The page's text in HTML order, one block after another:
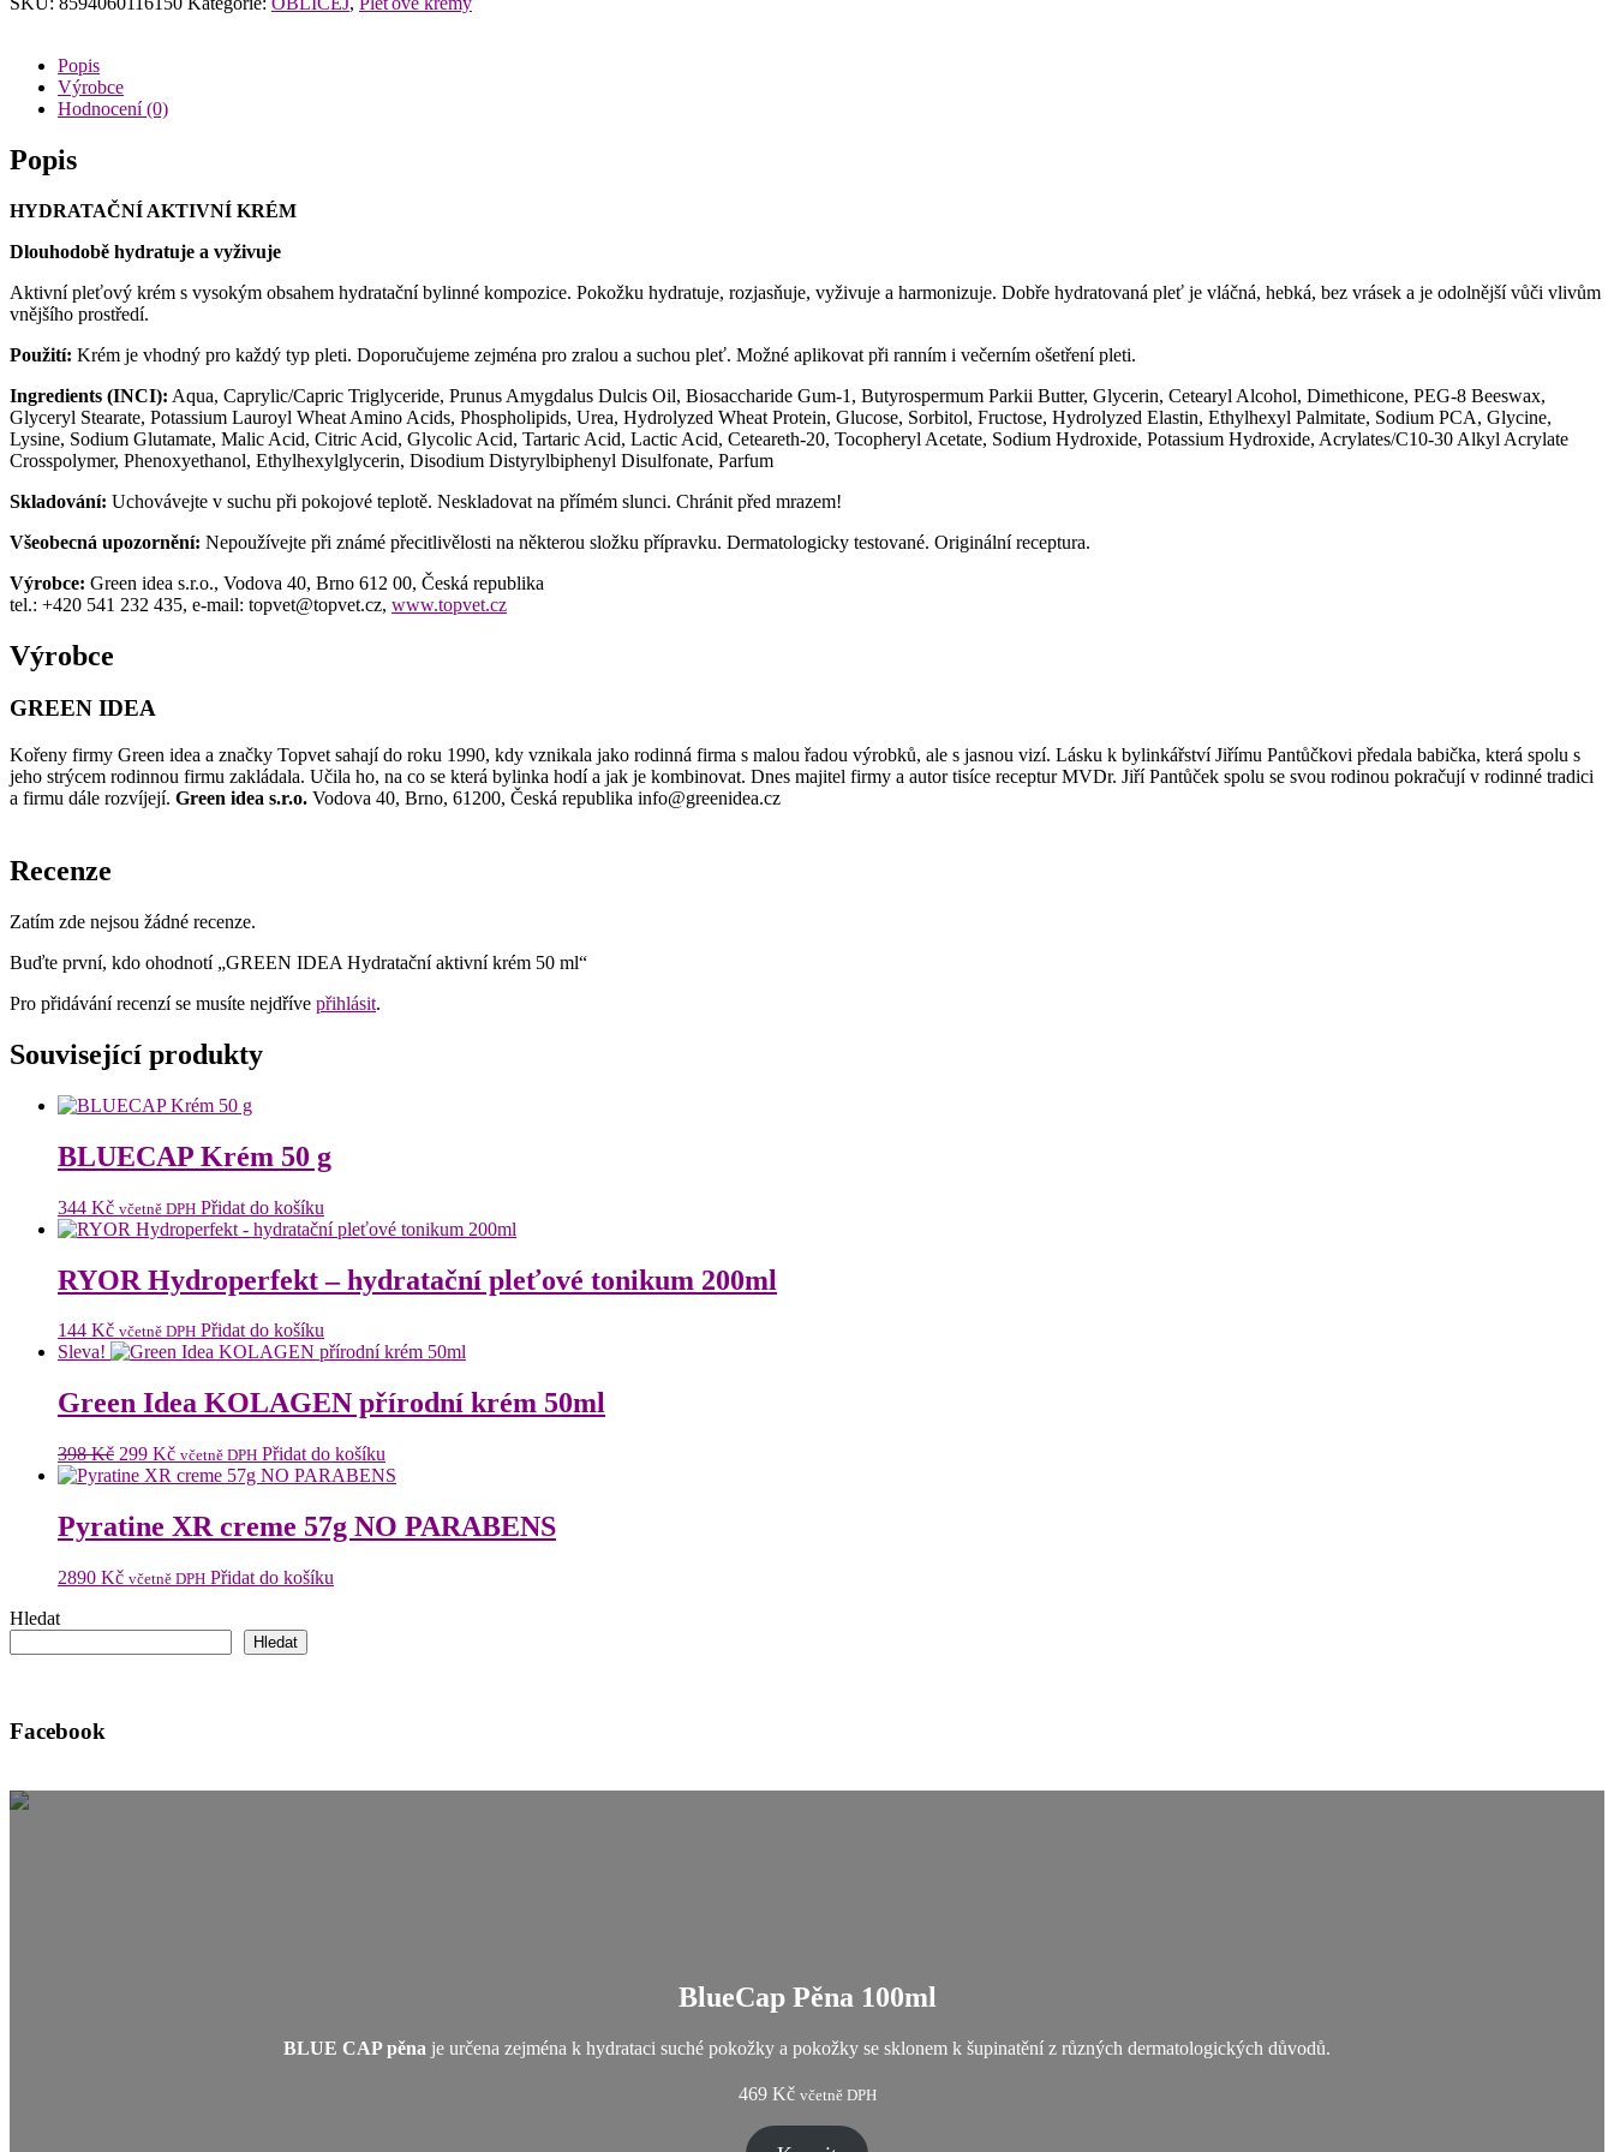
Popis
Výrobce
Hodnocení (0)
Popis
HYDRATAČNÍ AKTIVNÍ KRÉM
Dlouhodobě hydratuje a vyživuje
Aktivní pleťový krém s vysokým obsahem hydratační bylinné kompozice. Pokožku hydratuje, rozjasňuje, vyživuje a harmonizuje. Dobře hydratovaná pleť je vláčná, hebká, bez vrásek a je odolnější vůči vlivům
vnějšího prostředí.
Použití: Krém je vhodný pro každý typ pleti. Doporučujeme zejména pro zralou a suchou pleť. Možné aplikovat při ranním i večerním ošetření pleti.
Ingredients (INCI): Aqua, Caprylic/Capric Triglyceride, Prunus Amygdalus Dulcis Oil, Biosaccharide Gum-1, Butyrospermum Parkii Butter, Glycerin, Cetearyl Alcohol, Dimethicone, PEG-8 Beeswax,
Glyceryl Stearate, Potassium Lauroyl Wheat Amino Acids, Phospholipids, Urea, Hydrolyzed Wheat Protein, Glucose, Sorbitol, Fructose, Hydrolyzed Elastin, Ethylhexyl Palmitate, Sodium PCA, Glycine,
Lysine, Sodium Glutamate, Malic Acid, Citric Acid, Glycolic Acid, Tartaric Acid, Lactic Acid, Ceteareth-20, Tocopheryl Acetate, Sodium Hydroxide, Potassium Hydroxide, Acrylates/C10-30 Alkyl Acrylate
Crosspolymer, Phenoxyethanol, Ethylhexylglycerin, Disodium Distyrylbiphenyl Disulfonate, Parfum
Skladování: Uchovávejte v suchu při pokojové teplotě. Neskladovat na přímém slunci. Chránit před mrazem!
Všeobecná upozornění: Nepoužívejte při známé přecitlivělosti na některou složku přípravku. Dermatolo­gicky testované. Originální receptura.
Výrobce: Green idea s.r.o., Vodova 40, Brno 612 00, Česká republika
tel.: +420 541 232 435, e-mail: topvet@topvet.cz, www.topvet.cz
Výrobce
GREEN IDEA
Kořeny firmy Green idea a značky Topvet sahají do roku 1990, kdy vznikala jako rodinná firma s malou řadou výrobků, ale s jasnou vizí. Lásku k bylinkářství Jiřímu Pantůčkovi předala babička, která spolu s
jeho strýcem rodinnou firmu zakládala. Učila ho, na co se která bylinka hodí a jak je kombinovat. Dnes majitel firmy a autor tisíce receptur MVDr. Jiří Pantůček spolu se svou rodinou pokračují v rodinné tradici
a firmu dále rozvíjejí. Green idea s.r.o. Vodova 40, Brno, 61200, Česká republika info@greenidea.cz
Recenze
Zatím zde nejsou žádné recenze.
Buďte první, kdo ohodnotí „GREEN IDEA Hydratační aktivní krém 50 ml“
Pro přidávání recenzí se musíte nejdříve přihlásit.
Související produkty
BLUECAP Krém 50 g
344 Kč včetně DPH Přidat do košíku
RYOR Hydroperfekt – hydratační pleťové tonikum 200ml
144 Kč včetně DPH Přidat do košíku
Sleva!
Green Idea KOLAGEN přírodní krém 50ml
398Kč Původní
cena
398 Kč.
299 KčAktuální
cena
299 Kč.
včetně DPH Přidat do košíku
Pyratine XR creme 57g NO PARABENS
2890 Kč včetně DPH Přidat do košíku
Hledat
Hledat
Facebook
BlueCap Pěna 100ml
BLUE CAP pěna je určena zejména k hydrataci suché pokožky a pokožky se sklonem k šupinatění z různých dermatologických důvodů.
469 Kč včetně DPH